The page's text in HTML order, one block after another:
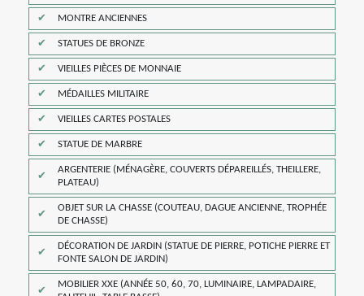
MONTRE ANCIENNES
STATUES DE BRONZE
VIEILLES PIÈCES DE MONNAIE
MÉDAILLES MILITAIRE
VIEILLES CARTES POSTALES
STATUE DE MARBRE
ARGENTERIE (MÉNAGÈRE, COUVERTS DÉPAREILLÉS, THEILLERE,
PLATEAU)
OBJET SUR LA CHASSE (COUTEAU, DAGUE ANCIENNE, TROPHÉE
DE CHASSE)
DÉCORATION DE JARDIN (STATUE DE PIERRE, POTICHE PIERRE ET
FONTE SALON DE JARDIN)
MOBILIER XXE (ANNÉE 50, 60, 70, LUMINAIRE, LAMPADAIRE,